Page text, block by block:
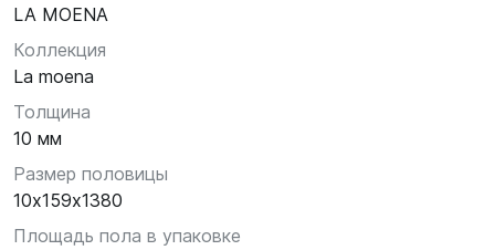
LA MOENA
Коллекция
La moena
Толщина
10 мм
Размер половицы
10х159х1380
Площадь пола в упаковке